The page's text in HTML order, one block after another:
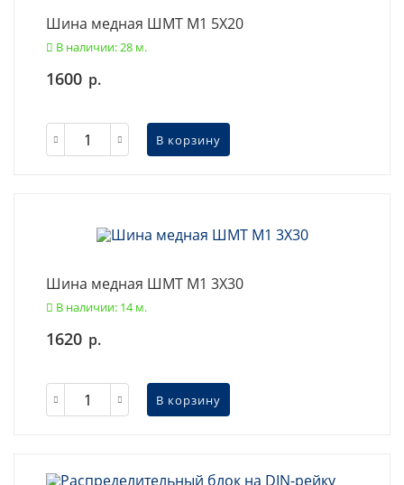
Шина медная ШМТ М1 5X20
В наличии: 28 м.
1600 р.
В корзину
Шина медная ШМТ М1 3X30
В наличии: 14 м.
1620 р.
В корзину